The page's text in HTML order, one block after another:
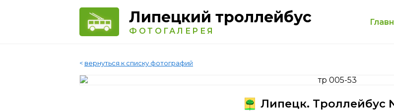
Липецкий троллейбус
ФОТОГАЛЕРЕЯ
< вернуться к списку фотографий
Липецк. Троллейбус